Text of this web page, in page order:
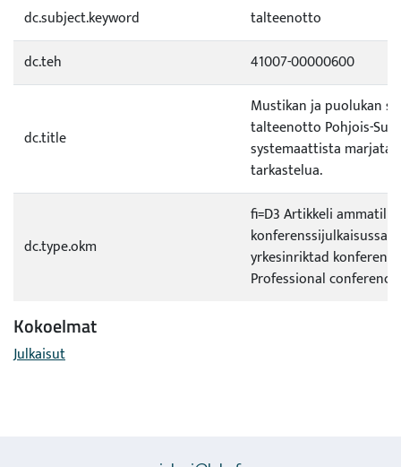
dc.subject.keyword
talteenotto
dc.teh
41007-00000600
dc.title
Mustikan ja puolukan
talteenotto Pohjois-
systemaattista
tarkastelua.
dc.type.okm
fi=D3 Artikkeli
yrkesinriktad
Professional
Kokoelmat
Julkaisut